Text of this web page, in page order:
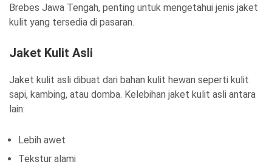
Brebes Jawa Tengah, penting untuk mengetahui jenis jaket
kulit yang tersedia di pasaran.
Jaket Kulit Asli
Jaket kulit asli dibuat dari bahan kulit hewan seperti kulit
sapi, kambing, atau domba. Kelebihan jaket kulit asli antara
lain:
Lebih awet
Tekstur alami